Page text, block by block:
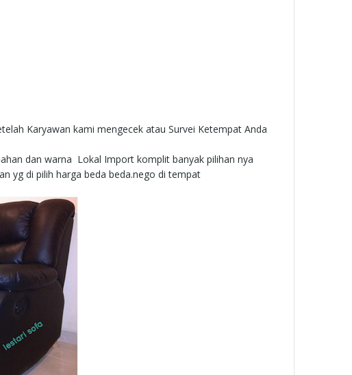
Karyawan kami mengecek atau Survei Ketempat Anda
dan warna Lokal Import komplit banyak pilihan nya
yg di pilih harga beda beda.nego di tempat